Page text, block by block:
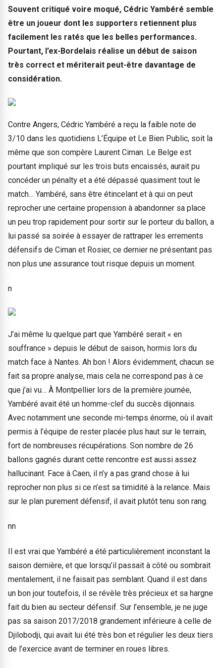
Souvent critiqué voire moqué, Cédric Yambéré semble
être un joueur dont les supporters retiennent plus
facilement les ratés que les belles performances.
Pourtant, l’ex-Bordelais réalise un début de saison
très correct et mériterait peut-être davantage de
considération.
Contre Angers, Cédric Yambéré a reçu la faible note de
3/10 dans les quotidiens L’Équipe et Le Bien Public, soit la
même que son compère Laurent Ciman. Le Belge est
pourtant impliqué sur les trois buts encaissés, aurait pu
concéder un pénalty et a été dépassé quasiment tout le
match… Yambéré, sans être étincelant et à qui on peut
reprocher une certaine propension à abandonner sa place
un peu trop rapidement pour sortir sur le porteur du ballon, a
lui passé sa soirée à essayer de rattraper les errements
défensifs de Ciman et Rosier, ce dernier ne présentant pas
non plus une assurance tout risque depuis un moment.
n
J’ai même lu quelque part que Yambéré serait « en
souffrance » depuis le début de saison, hormis lors du
match face à Nantes. Ah bon ! Alors évidemment, chacun se
fait sa propre analyse, mais cela ne correspond pas à ce
que j’ai vu… À Montpellier lors de la première journée,
Yambéré avait été un homme-clef du succès dijonnais.
Avec notamment une seconde mi-temps énorme, où il avait
permis à l’équipe de rester placée plus haut sur le terrain,
fort de nombreuses récupérations. Son nombre de 26
ballons gagnés durant cette rencontre est aussi assez
hallucinant. Face à Caen, il n’y a pas grand chose à lui
reprocher non plus si ce n’est sa timidité à la relance. Mais
sur le plan purement défensif, il avait plutôt tenu son rang.
nn
Il est vrai que Yambéré a été particulièrement inconstant la
saison dernière, et que lorsqu’il passait à côté ou sombrait
mentalement, il ne faisait pas semblant. Quand il est dans
un bon jour toutefois, il se révèle très précieux et sa hargne
fait du bien au secteur défensif. Sur l’ensemble, je ne juge
pas sa saison 2017/2018 grandement inférieure à celle de
Djilobodji, qui avait lui été très bon et régulier les deux tiers
de l’exercice avant de terminer en roues libres.